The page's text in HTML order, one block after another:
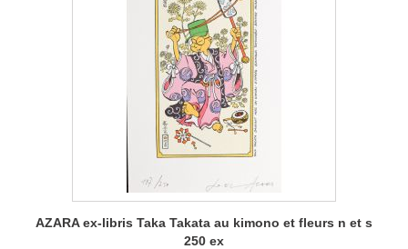
AZARA ex-libris Taka Takata au kimono et fleurs n et s
250 ex